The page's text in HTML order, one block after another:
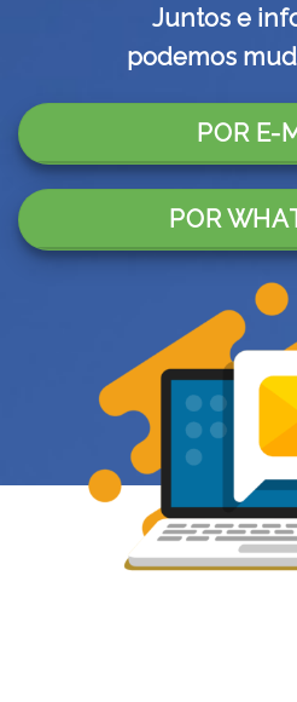
Juntos e
podemos
POR E-
POR